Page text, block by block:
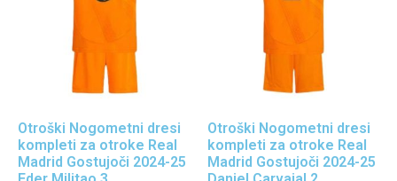
Otroški Nogometni dresi
kompleti za otroke Real
Madrid Gostujoči 2024-25
Otroški Nogometni dresi
kompleti za otroke Real
Madrid Gostujoči 2024-25